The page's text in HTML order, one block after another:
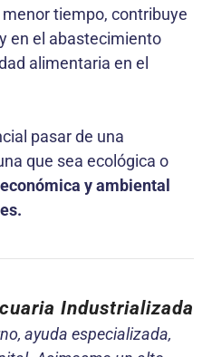
tiempo, contribuye
en el abastecimiento
alimentaria en el
pasar de una
que sea ecológica o
y ambiental
Industrializada
ayuda especializada,